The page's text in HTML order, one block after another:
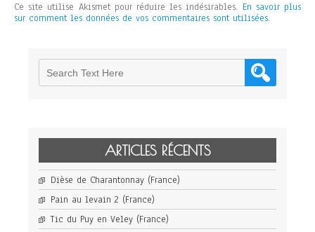
Ce site utilise Akismet pour réduire les indésirables. En savoir plus
sur comment les données de vos commentaires sont utilisées.
ARTICLES RÉCENTS
Dièse de Charantonnay (France)
Pain au levain 2 (France)
Tic du Puy en Veley (France)